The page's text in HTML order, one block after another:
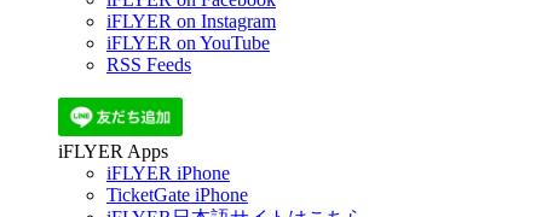
iFLYER on Instagram
iFLYER on YouTube
RSS Feeds
iFLYER Apps
iFLYER iPhone
TicketGate iPhone